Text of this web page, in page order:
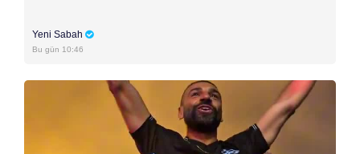
Yeni Sabah
Bu gün 10:46